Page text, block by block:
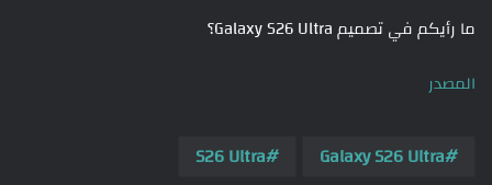
ما رأيكم في تصميم Galaxy S26 Ultra؟
المصدر
Galaxy S26 Ultra
S26 Ultra